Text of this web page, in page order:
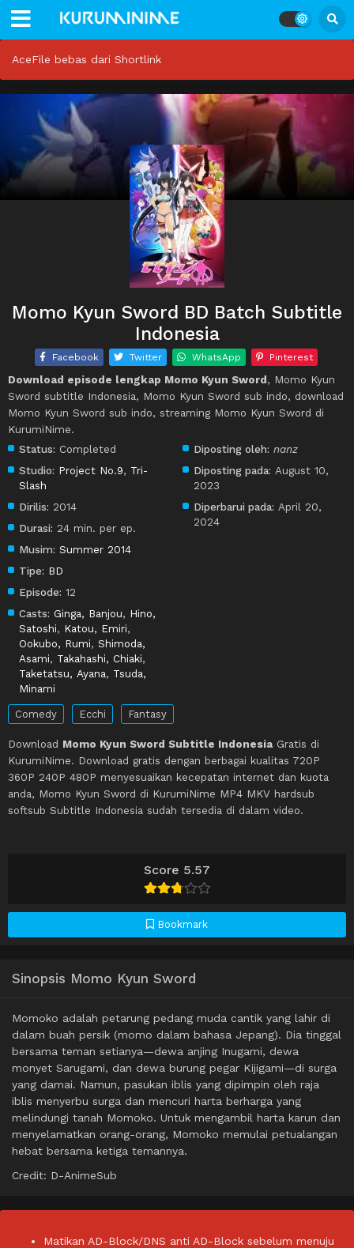
AceFile bebas dari Shortlink
Score 5.57
Bookmark
Momo Kyun Sword BD Batch Subtitle
Indonesia
Facebook Twitter WhatsApp Pinterest
Download episode lengkap Momo Kyun Sword, Momo Kyun
Sword subtitle Indonesia, Momo Kyun Sword sub indo, download
Momo Kyun Sword sub indo, streaming Momo Kyun Sword di
KurumiNime.
Status: Completed
Studio: Project No.9, Tri-
Slash
Dirilis: 2014
Durasi: 24 min. per ep.
Musim: Summer 2014
Tipe: BD
Episode: 12
Casts: Ginga, Banjou, Hino,
Satoshi, Katou, Emiri,
Ookubo, Rumi, Shimoda,
Asami, Takahashi, Chiaki,
Taketatsu, Ayana, Tsuda,
Minami
Diposting oleh: nanz
Diposting pada: August 10,
2023
Diperbarui pada: April 20,
2024
Comedy Ecchi Fantasy
Download Momo Kyun Sword Subtitle Indonesia Gratis di
KurumiNime. Download gratis dengan berbagai kualitas 720P
360P 240P 480P menyesuaikan kecepatan internet dan kuota
anda, Momo Kyun Sword di KurumiNime MP4 MKV hardsub
softsub Subtitle Indonesia sudah tersedia di dalam video.
Sinopsis Momo Kyun Sword
Momoko adalah petarung pedang muda cantik yang lahir di
dalam buah persik (momo dalam bahasa Jepang). Dia tinggal
bersama teman setianya—dewa anjing Inugami, dewa
monyet Sarugami, dan dewa burung pegar Kijigami—di surga
yang damai. Namun, pasukan iblis yang dipimpin oleh raja
iblis menyerbu surga dan mencuri harta berharga yang
melindungi tanah Momoko. Untuk mengambil harta karun dan
menyelamatkan orang-orang, Momoko memulai petualangan
hebat bersama ketiga temannya.
Credit: D-AnimeSub
Matikan AD-Block/DNS anti AD-Block sebelum menuju